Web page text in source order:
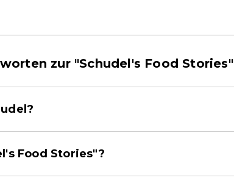
zur "Schudel's Food Stories"
Food Stories"?